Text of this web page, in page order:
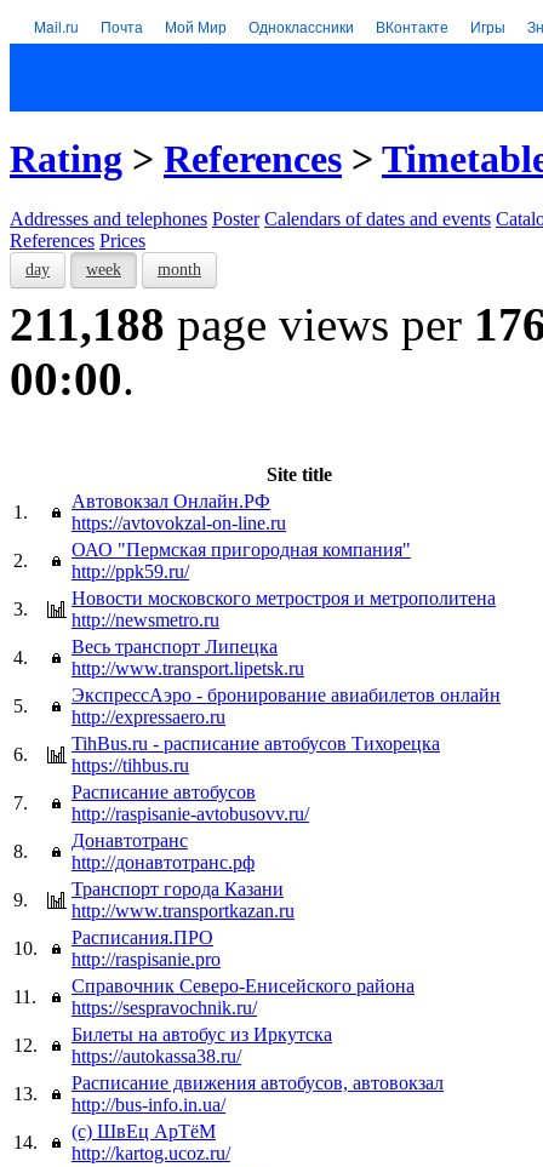
Mail.ru Почта Мой Мир Одноклассники ВКонтакте Игры
Rating > References >
Addresses and telephones Poster Calendars of dates and events
References Prices
day week month
211,188 page views per
00:00.
Site title
1.
Автовокзал Онлайн.РФ
https://avtovokzal-on-line.ru
2.
ОАО "Пермская пригородная компания"
http://ppk59.ru/
3.
Новости московского метростроя и метрополитена
http://newsmetro.ru
4.
Весь транспорт Липецка
http://www.transport.lipetsk.ru
5.
ЭкспрессАэро - бронирование авиабилетов онлайн
http://expressaero.ru
6.
TihBus.ru - расписание автобусов Тихорецка
https://tihbus.ru
7.
Расписание автобусов
http://raspisanie-avtobusovv.ru/
8.
Донавтотранс
http://донавтотранс.рф
9.
Транспорт города Казани
http://www.transportkazan.ru
10.
Расписания.ПРО
http://raspisanie.pro
11.
Справочник Северо-Енисейского района
https://sespravochnik.ru/
12.
Билеты на автобус из Иркутска
https://autokassa38.ru/
13.
Расписание движения автобусов, автовокзал
http://bus-info.in.ua/
14.
(с) ШвЕц АрTёМ
http://kartog.ucoz.ru/